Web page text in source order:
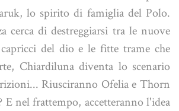
lo spirito di famiglia del Polo.
cerca di destreggiarsi tra le nuove
del dio e le fitte trame che
Chiardiluna diventa lo scenario
Riusciranno Ofelia e Thorn
E nel frattempo, accetteranno l'idea